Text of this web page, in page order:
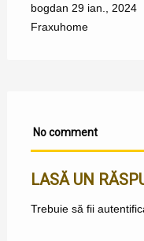
bogdan 29 ian., 2024
Fraxuhome
No comment
LASĂ UN
Trebuie să fii